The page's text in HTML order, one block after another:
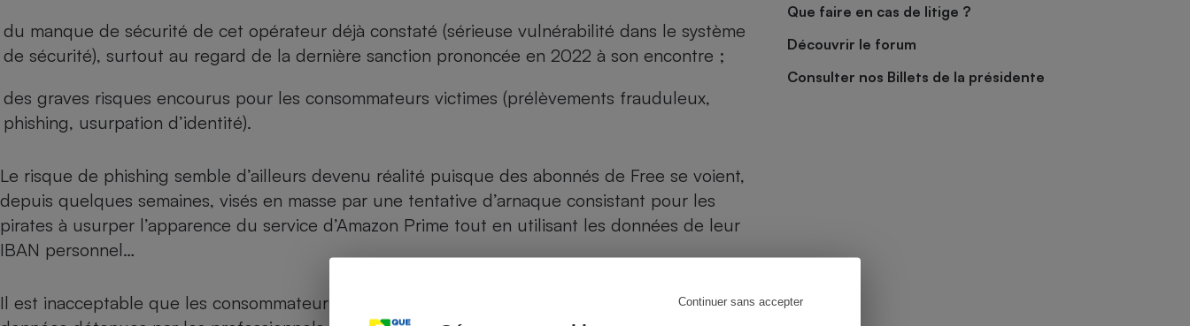
Continuer sans accepter
du manque de sécurité de cet opérateur déjà constaté (sérieuse vulnérabilité dans le système
de sécurité), surtout au regard de la dernière sanction prononcée en 2022 à son encontre ;
des graves risques encourus pour les consommateurs victimes (prélèvements frauduleux,
phishing, usurpation d’identité).
Le risque de phishing semble d’ailleurs devenu réalité puisque des abonnés de Free se voient,
depuis quelques semaines, visés en masse par une tentative d’arnaque consistant pour les
pirates à usurper l’apparence du service d’Amazon Prime tout en utilisant les données de leur
IBAN personnel…
Il est inacceptable que les consommateurs courent des risques du fait d’une fuite de leurs
Que faire en cas de litige ?
Découvrir le forum
Consulter nos Billets de la présidente
Cafetière à expressos Réfrigérateur